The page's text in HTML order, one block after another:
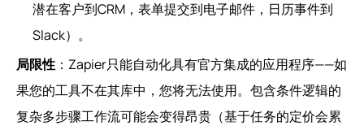
潜在客户到CRM，表单提交到电子邮件，日历事件到
Slack）。
局限性 ：Zapier只能自动化具有官方集成的应用程序——如
果您的工具不在其库中，您将无法使用。包含条件逻辑的
复杂多步骤工作流可能会变得昂贵（基于任务的定价会累